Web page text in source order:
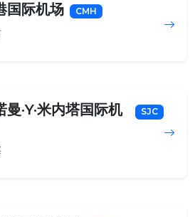
国际机场 CMH
曼·Y·米内塔国际机
SJC